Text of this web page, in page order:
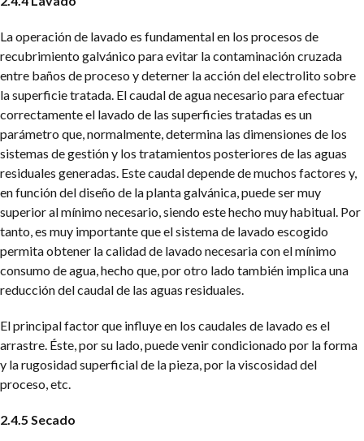
La operación de lavado es fundamental en los procesos de
recubrimiento galvánico para evitar la contaminación cruzada
entre baños de proceso y deterner la acción del electrolito sobre
la superficie tratada. El caudal de agua necesario para efectuar
correctamente el lavado de las superficies tratadas es un
parámetro que, normalmente, determina las dimensiones de los
sistemas de gestión y los tratamientos posteriores de las aguas
residuales generadas. Este caudal depende de muchos factores y,
en función del diseño de la planta galvánica, puede ser muy
superior al mínimo necesario, siendo este hecho muy habitual. Por
tanto, es muy importante que el sistema de lavado escogido
permita obtener la calidad de lavado necesaria con el mínimo
consumo de agua, hecho que, por otro lado también implica una
reducción del caudal de las aguas residuales.
El principal factor que influye en los caudales de lavado es el
arrastre. Éste, por su lado, puede venir condicionado por la forma
y la rugosidad superficial de la pieza, por la viscosidad del
proceso, etc.
2.4.5 Secado